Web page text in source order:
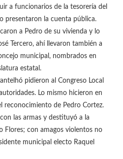
a funcionarios de la tesorería del
presentaron la cuenta pública.
a Pedro de su vivienda y lo
Tercero, ahí llevaron también a
municipal, nombrados en
estatal.
pidieron al Congreso Local
Lo mismo hicieron en
reconocimiento de Pedro Cortez.
las armas y destituyó a la
Flores; con amagos violentos no
municipal electo Raquel